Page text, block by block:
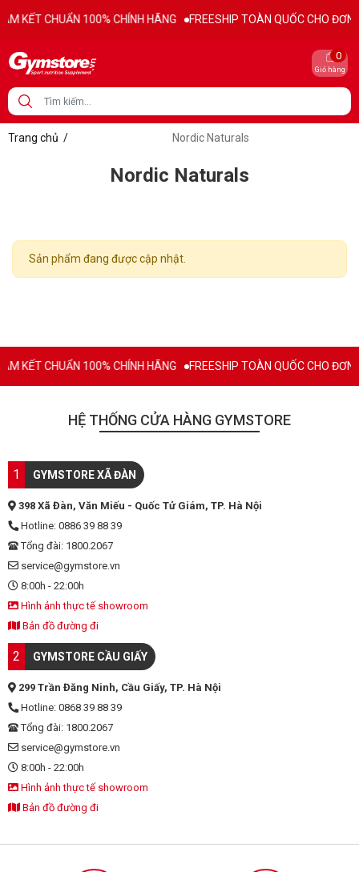
KẾT CHUẨN 100% CHÍNH HÃNG FREESHIP TOÀN QUỐC CHO ĐƠN
Giỏ hàng
0
Trang chủ / Nordic Naturals
Nordic Naturals
Sản phẩm đang được cập nhật.
KẾT CHUẨN 100% CHÍNH HÃNG FREESHIP TOÀN QUỐC CHO ĐƠN
HỆ THỐNG CỬA HÀNG GYMSTORE
1 GYMSTORE XÃ ĐÀN
398 Xã Đàn, Văn Miếu - Quốc Tử Giám, TP. Hà Nội
Hotline: 0886 39 88 39
Tổng đài: 1800.2067
service@gymstore.vn
8:00h - 22:00h
Hình ảnh thực tế showroom
Bản đồ đường đi
2 GYMSTORE CẦU GIẤY
299 Trần Đăng Ninh, Cầu Giấy, TP. Hà Nội
Hotline: 0868 39 88 39
Tổng đài: 1800.2067
service@gymstore.vn
8:00h - 22:00h
Hình ảnh thực tế showroom
Bản đồ đường đi